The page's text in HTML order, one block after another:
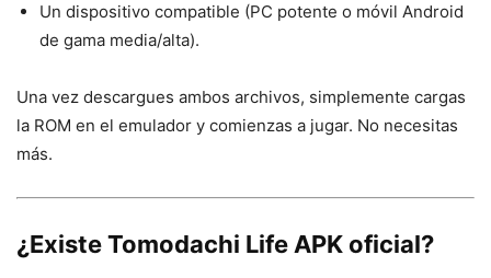
Un dispositivo compatible (PC potente o móvil Android
de gama media/alta).
Una vez descargues ambos archivos, simplemente cargas
la ROM en el emulador y comienzas a jugar. No necesitas
más.
¿ExisteTomodachi Life APK oficial?